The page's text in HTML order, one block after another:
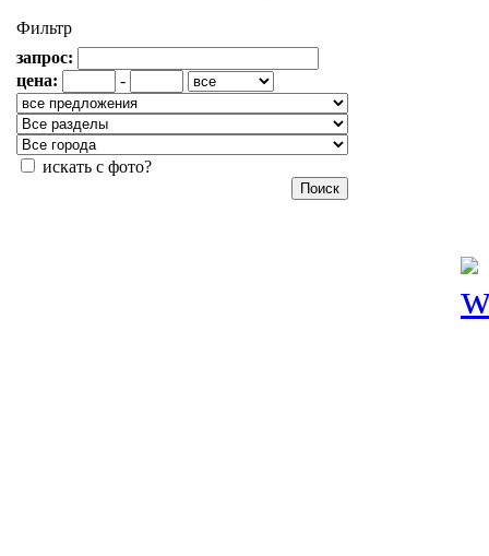
Фильтр
запрос:
цена:
-
искать с фото?